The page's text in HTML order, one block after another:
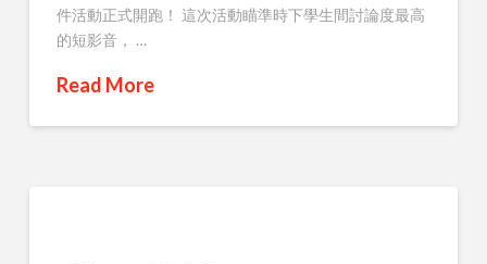
件活動正式開跑！ 這次活動瞄準時下學生間討論度最高
的短影音， …
Read More